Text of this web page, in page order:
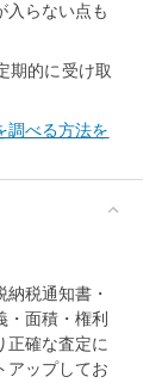
入らない点も
期的に受け取
調べる方法を
税通知書・
面積・権利
正確な査定に
アップしてお